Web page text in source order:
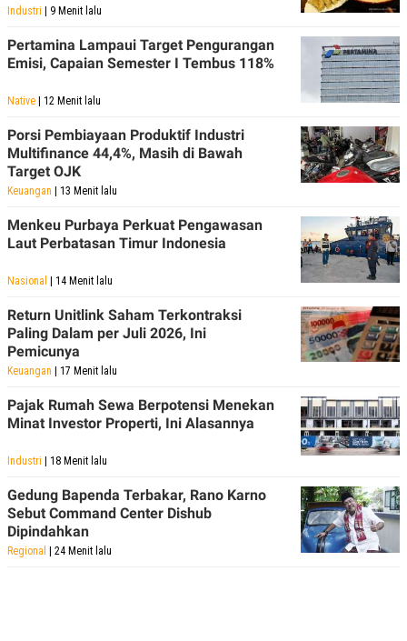
.
SITEMAPPROFILE
USE
PEDOMAN
PEMBERITAAN
SIBER
POLICY
Industri | 9 Menit lalu
Pertamina Lampaui Target Pengurangan
Emisi, Capaian Semester I Tembus 118%
Native | 12 Menit lalu
Porsi Pembiayaan Produktif Industri
Multifinance 44,4%, Masih di Bawah
Target OJK
Keuangan | 13 Menit lalu
Menkeu Purbaya Perkuat Pengawasan
Laut Perbatasan Timur Indonesia
Nasional | 14 Menit lalu
Return Unitlink Saham Terkontraksi
Paling Dalam per Juli 2026, Ini
Pemicunya
Keuangan | 17 Menit lalu
Pajak Rumah Sewa Berpotensi Menekan
Minat Investor Properti, Ini Alasannya
Industri | 18 Menit lalu
Gedung Bapenda Terbakar, Rano Karno
Sebut Command Center Dishub
Dipindahkan
Regional | 24 Menit lalu